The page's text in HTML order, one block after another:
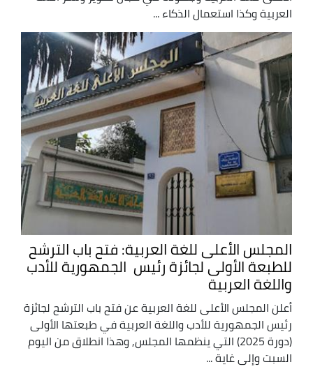
العربية وكذا استعمال الذكاء ...
المجلس الأعلى للغة العربية: فتح باب الترشح
للطبعة الأولى لجائزة رئيس الجمهورية للأدب
واللغة العربية
أعلن المجلس الأعلى للغة العربية عن فتح باب الترشح لجائزة
رئيس الجمهورية للأدب واللغة العربية في طبعتها الأولى
(دورة 2025) التي ينظمها المجلس, وهذا انطلاق من اليوم
السبت وإلى غاية ...